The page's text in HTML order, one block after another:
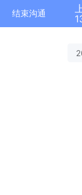
结束沟通